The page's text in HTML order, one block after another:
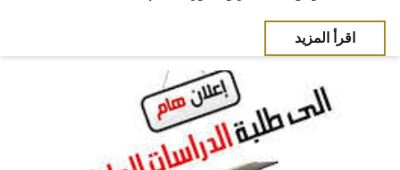
اقرأ المزيد